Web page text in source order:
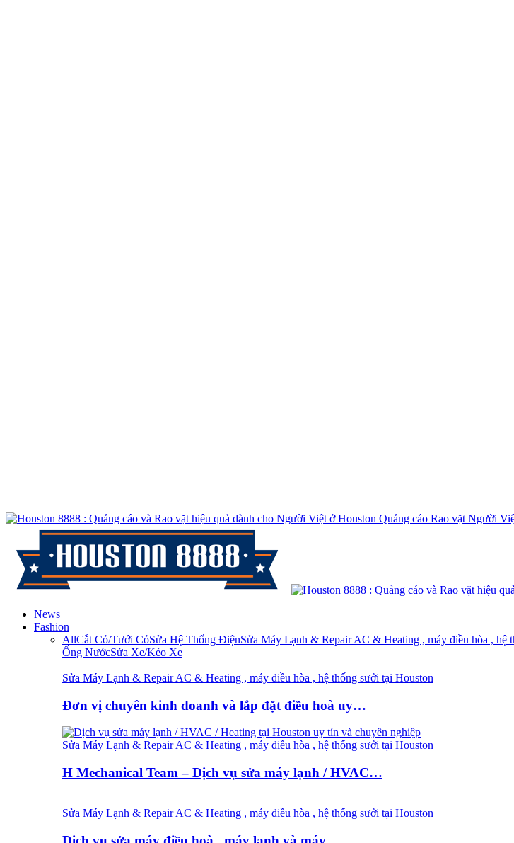
Quảng cáo Rao vặt Người
News
Fashion
AllCắt Cỏ/Tưới CỏSửa Hệ Thống ĐiệnSửa Máy Lạnh & Repair AC & Heating , máy điều hòa , hệ
Ống NướcSửa Xe/Kéo Xe
Sửa Máy Lạnh & Repair AC & Heating , máy điều hòa , hệ thống sưởi tại Houston
Đơn vị chuyên kinh doanh và lắp đặt điều hoà uy…
Sửa Máy Lạnh & Repair AC & Heating , máy điều hòa , hệ thống sưởi tại Houston
H Mechanical Team – Dịch vụ sửa máy lạnh / HVAC…
Sửa Máy Lạnh & Repair AC & Heating , máy điều hòa , hệ thống sưởi tại Houston